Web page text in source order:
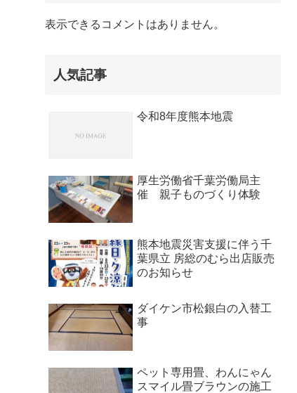
表示できるコメントはありません。
人気記事
令和8年度熊本地震
厚生労働省千葉労働局主
催 親子ものづくり体験
熊本地震災害支援に伴う千
葉県立 房総のむら出店販売
のお知らせ
ダイケン市松銀白の入替工
事
ペット専用畳、わんにゃん
スマイル畳ブラウンの施工